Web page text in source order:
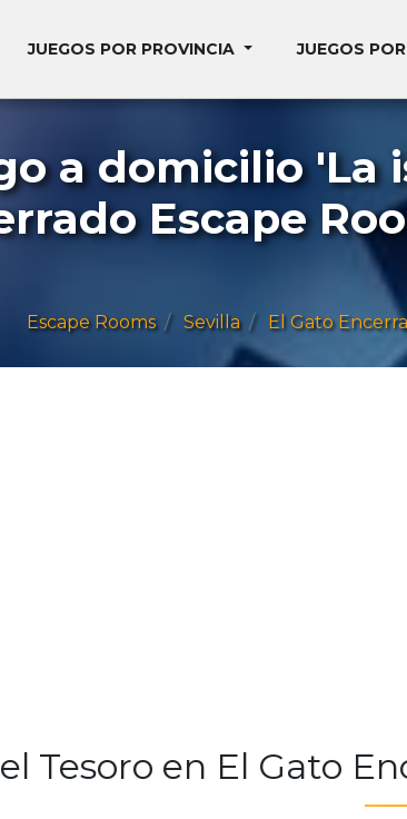
JUEGOS POR PROVINCIA JUEGOS
a domicilio 'La
Escape
Escape Rooms Sevilla El Gato
Tesoro en El Gato